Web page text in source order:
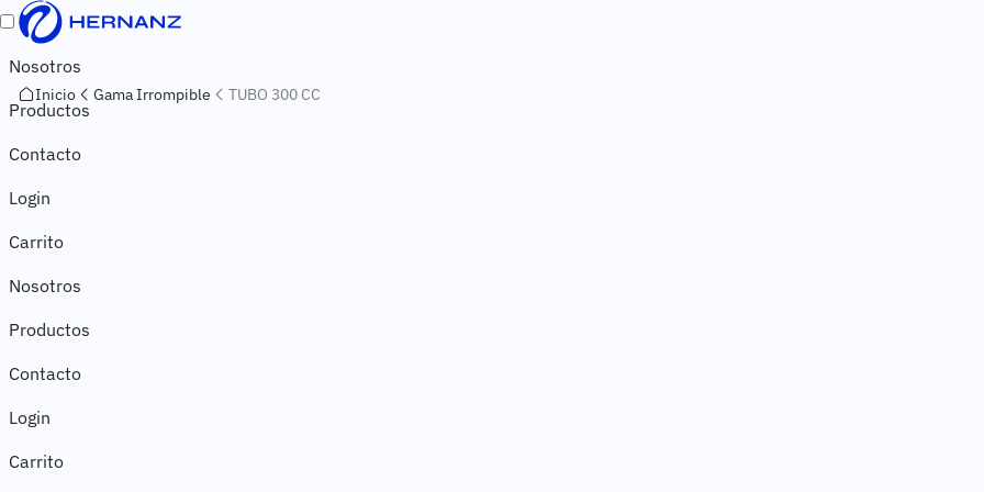
Pasar al contenido principal
Toggle navigation
Navegación principal
Nosotros
Productos
Contacto
Navegación secundaria
Login
Carrito
Nosotros
Productos
Contacto
Login
Carrito
Inicio Gama Irrompible TUBO 300 CC